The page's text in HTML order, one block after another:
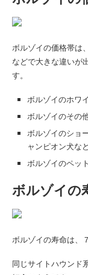
ボルゾイの価格帯は
などで大きな違いが
す。
ボルゾイのホワ
ボルゾイのその
ボルゾイのショ
ャンピオン犬な
ボルゾイのペッ
ボルゾイの
ボルゾイの寿命は、
同じサイトハウンド